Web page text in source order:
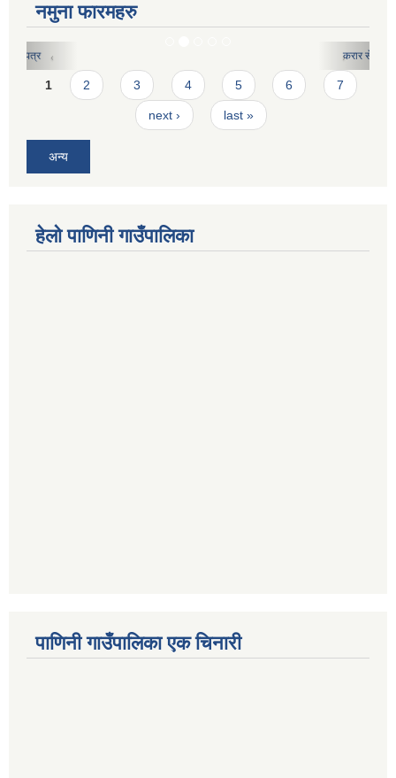
नमुना फारमहरु
करार सेवाको लागि दरखास्त फारमः
Pages
1 2 3 4 5 6 7
next › last »
अन्य
हेलो पाणिनी गाउँपालिका
पाणिनी गाउँपालिका एक चिनारी